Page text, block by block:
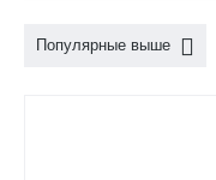
Популярные выше